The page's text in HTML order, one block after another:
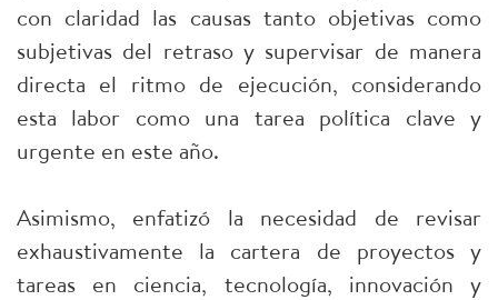
con claridad las causas tanto objetivas como
subjetivas del retraso y supervisar de manera
directa el ritmo de ejecución, considerando
esta labor como una tarea política clave y
urgente en este año.
Asimismo, enfatizó la necesidad de revisar
exhaustivamente la cartera de proyectos y
tareas en ciencia, tecnología, innovación y